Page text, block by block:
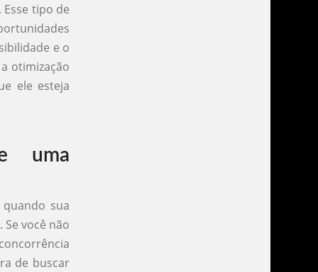
tipo de
e o
otimização
ele esteja
uma
sua
você não
de buscar